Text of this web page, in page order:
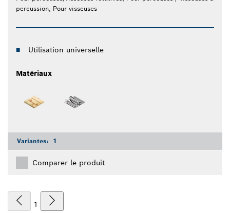
percussion, Pour visseuses
Utilisation universelle
Matériaux
Variantes: 1
Comparer le produit
1